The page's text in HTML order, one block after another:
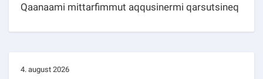
Qaanaami mittarfimmut aqqusinermi qarsutsineq
4. august 2026